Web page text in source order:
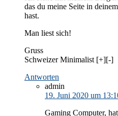
das du meine Seite in
hast.
Man liest sich!
Gruss
Schweizer Minimalist [+][-]
Antworten
admin
19. Juni 2020 um
Gaming Computer,